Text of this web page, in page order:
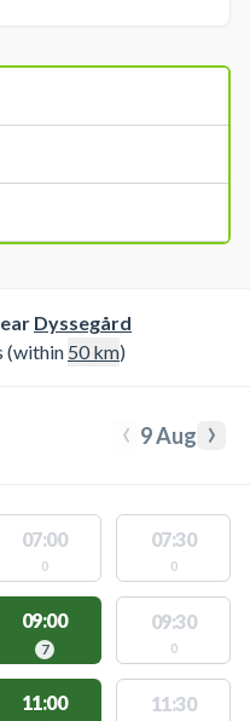
Dyssegård
(within 50km)
‹ 9 Aug ›
07:00
0
07:30
0
09:00
7
09:30
0
11:00 11:30